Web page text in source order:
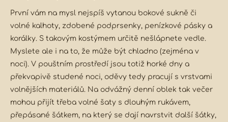
První vám na mysl nejspíš vytanou bokové sukně či
volné kalhoty, zdobené podprsenky, penízkové pásky a
korálky. S takovým kostýmem určitě nešlápnete vedle.
Myslete ale i na to, že může být chladno (zejména v
noci). V pouštním prostředí jsou totiž horké dny a
překvapivě studené noci, oděvy tedy pracují s vrstvami
volnějších materiálů. Na odvážný denní oblek tak večer
mohou přijít třeba volné šaty s dlouhým rukávem,
přepásané šátkem, na který se dají navrstvit další šátky,